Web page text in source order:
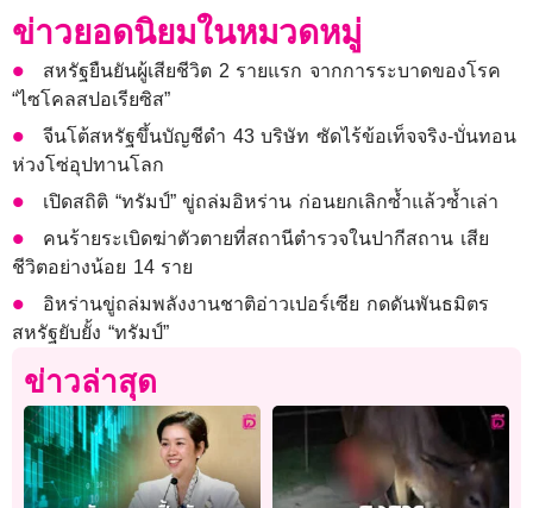
ข่าวยอดนิยมในหมวดหมู่
สหรัฐยืนยันผู้เสียชีวิต 2 รายแรก จากการระบาดของโรค
“ไซโคลสปอเรียซิส”
จีนโต้สหรัฐขึ้นบัญชีดำ 43 บริษัท ซัดไร้ข้อเท็จจริง-บั่นทอน
ห่วงโซ่อุปทานโลก
เปิดสถิติ “ทรัมป์” ขู่ถล่มอิหร่าน ก่อนยกเลิกซ้ำแล้วซ้ำเล่า
คนร้ายระเบิดฆ่าตัวตายที่สถานีตำรวจในปากีสถาน เสีย
ชีวิตอย่างน้อย 14 ราย
อิหร่านขู่ถล่มพลังงานชาติอ่าวเปอร์เซีย กดดันพันธมิตร
สหรัฐยับยั้ง “ทรัมป์”
ข่าวล่าสุด